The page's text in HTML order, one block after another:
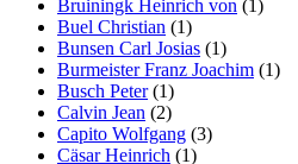
Bruiningk Heinrich von (1)
Buel Christian (1)
Bunsen Carl Josias (1)
Burmeister Franz Joachim (1)
Busch Peter(1)
Calvin Jean (2)
Capito Wolfgang (3)
Cäsar Heinrich (1)